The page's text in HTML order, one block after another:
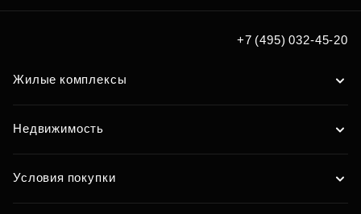
+7 (495) 032-45-20
Жилые комплексы
Недвижимость
Условия покупки